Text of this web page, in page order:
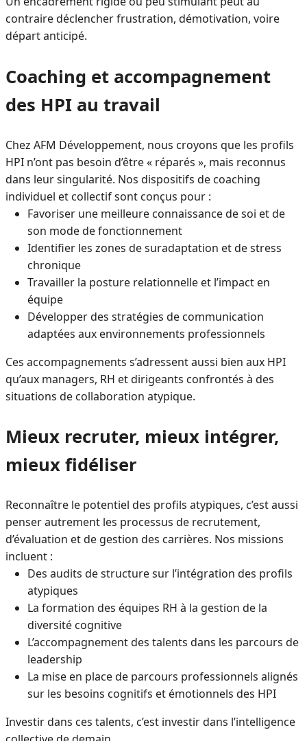
contraire déclencher frustration, démotivation, voire
départ anticipé.
Coaching et accompagnement
des HPI au travail
Chez AFM Développement, nous croyons que les profils
HPI n’ont pas besoin d’être « réparés », mais reconnus
dans leur singularité. Nos dispositifs de coaching
individuel et collectif sont conçus pour :
Favoriser une meilleure connaissance de soi et de
son mode de fonctionnement
Identifier les zones de suradaptation et de stress
chronique
Travailler la posture relationnelle et l’impact en
équipe
Développer des stratégies de communication
adaptées aux environnements professionnels
Ces accompagnements s’adressent aussi bien aux HPI
qu’aux managers, RH et dirigeants confrontés à des
situations de collaboration atypique.
Mieux recruter, mieux intégrer,
mieux fidéliser
Reconnaître le potentiel des profils atypiques, c’est aussi
penser autrement les processus de recrutement,
d’évaluation et de gestion des carrières. Nos missions
incluent :
Des audits de structure sur l’intégration des profils
atypiques
La formation des équipes RH à la gestion de la
diversité cognitive
L’accompagnement des talents dans les parcours de
leadership
La mise en place de parcours professionnels alignés
sur les besoins cognitifs et émotionnels des HPI
Investir dans ces talents, c’est investir dans l’intelligence